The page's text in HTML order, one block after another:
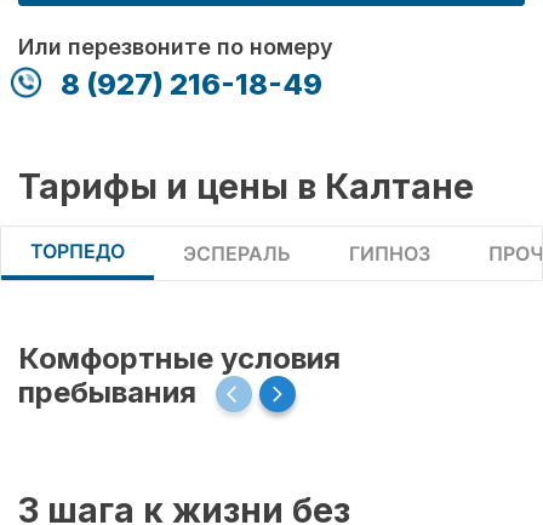
Или перезвоните по номеру
8 (927) 216-18-49
Тарифы и цены в Калтане
ТОРПЕДО ЭСПЕРАЛЬ ГИПНОЗ
Комфортные условия
пребывания
3 шага к жизни без